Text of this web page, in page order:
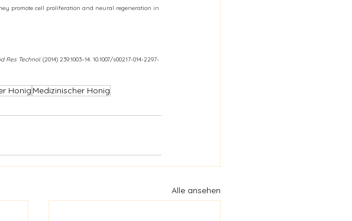
promote cell proliferation and neural regeneration in
Res Technol. (2014) 239:1003–14. 10.1007/s00217-014-2297-
Honig Medizinischer Honig
Alle ansehen